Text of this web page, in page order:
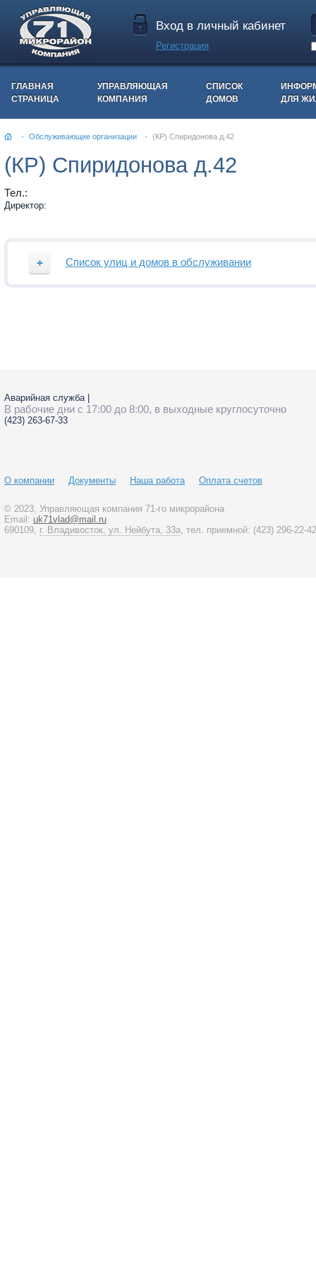
Вход в личный кабинет
Регистрация
ГЛАВНАЯ
СТРАНИЦА
УПРАВЛЯЮЩАЯ
КОМПАНИЯ
СПИСОК
ДОМОВ
ДЛЯ
Обслуживающие организации (КР) Спиридонова д.42
(КР) Спиридонова д.42
Тел.:
Директор:
Список улиц и домов в обслуживании
Аварийная служба
В рабочие дни с 17:00 до 8:00, в выходные круглосуточно
(423) 263-67-33
О компании Документы Наша работа Оплата счетов
© 2023, Управляющая компания 71-го микрорайона
Email: uk71vlad@mail.ru
690109, г. Владивосток, ул. Нейбута, 33а, тел. приемной: (423) 296-22-